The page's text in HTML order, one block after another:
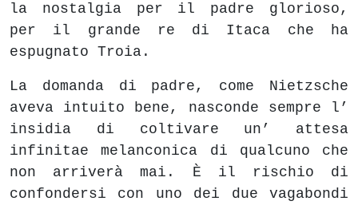
la nostalgia per il padre glorioso,
per il grande re di Itaca che ha
espugnato Troia.
La domanda di padre, come Nietzsche
aveva intuito bene, nasconde sempre l’
insidia di coltivare un’ attesa
infinitae melanconica di qualcuno che
non arriverà mai. È il rischio di
confondersi con uno dei due vagabondi